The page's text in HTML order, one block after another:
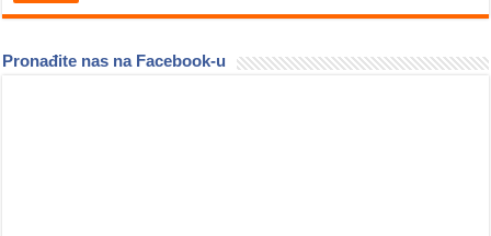
Pronađite nas na Facebook-u